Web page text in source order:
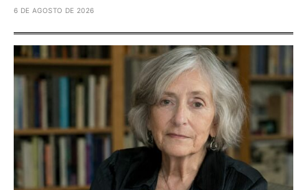
6 DE AGOSTO DE 2026